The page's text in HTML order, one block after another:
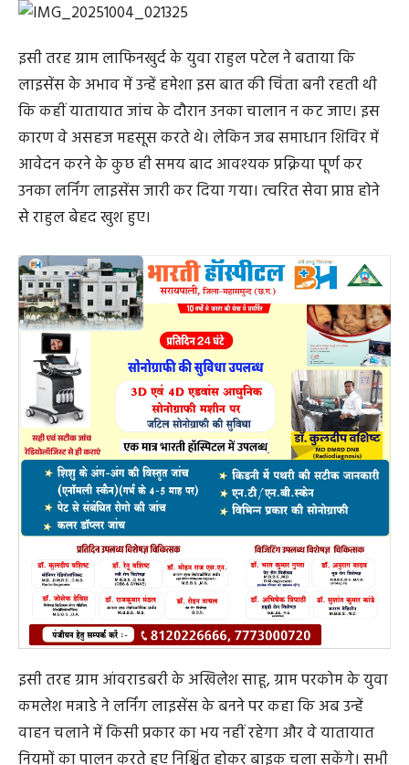
इसी तरह ग्राम लाफिनखुर्द के युवा राहुल पटेल ने बताया कि
लाइसेंस के अभाव में उन्हें हमेशा इस बात की चिंता बनी रहती थी
कि कहीं यातायात जांच के दौरान उनका चालान न कट जाए। इस
कारण वे असहज महसूस करते थे। लेकिन जब समाधान शिविर में
आवेदन करने के कुछ ही समय बाद आवश्यक प्रक्रिया पूर्ण कर
उनका लर्निंग लाइसेंस जारी कर दिया गया। त्वरित सेवा प्राप्त होने
से राहुल बेहद खुश हुए।
इसी तरह ग्राम आंवराडबरी के अखिलेश साहू, ग्राम परकोम के युवा
कमलेश मन्नाडे ने लर्निंग लाइसेंस के बनने पर कहा कि अब उन्हें
वाहन चलाने में किसी प्रकार का भय नहीं रहेगा और वे यातायात